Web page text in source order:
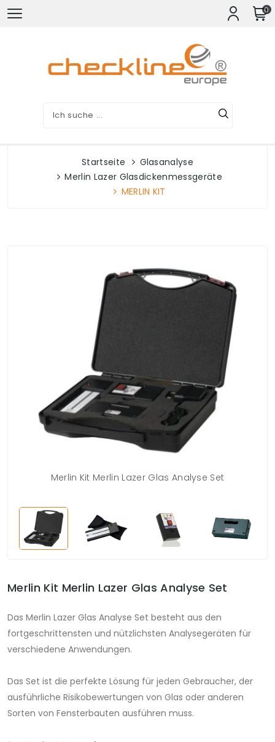
0
Startseite
Glasanalyse
Merlin Lazer Glasdickenmessgeräte
MERLIN KIT
Merlin Kit Merlin Lazer Glas Analyse Set
Merlin Kit Merlin Lazer Glas Analyse Set
Das Merlin Lazer Glas Analyse Set besteht aus den
fortgeschrittensten und nützlichsten Analysegeräten für
verschiedene Anwendungen.
Das Set ist die perfekte Lösung für jeden Gebraucher, der
ausführliche Risikobewertungen von Glas oder anderen
Sorten von Fensterbauten ausführen muss.